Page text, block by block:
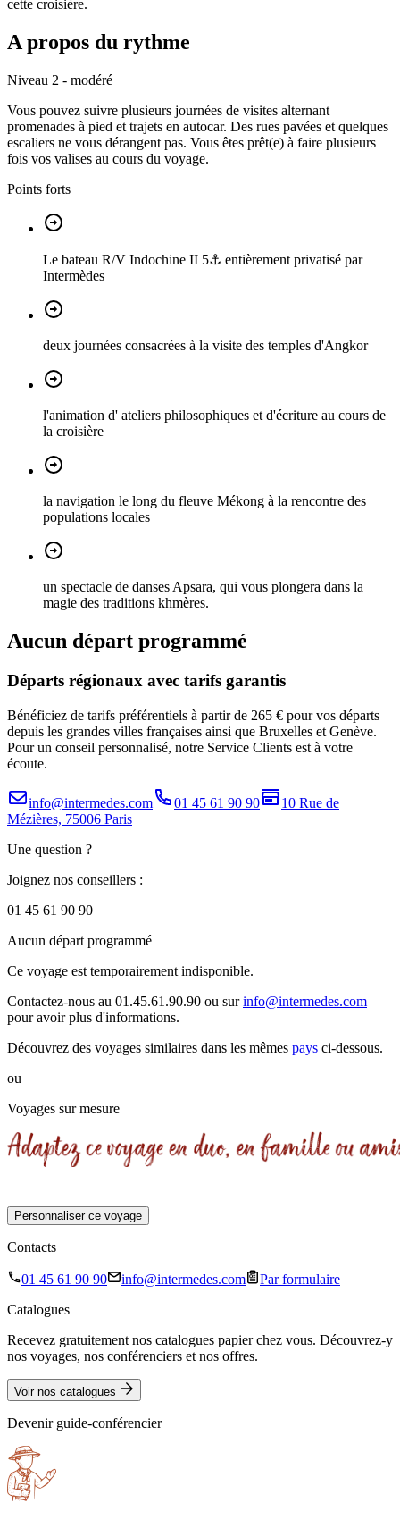
cette croisière.
A propos du rythme
Niveau 2 - modéré
Vous pouvez suivre plusieurs journées de visites alternant
promenades à pied et trajets en autocar. Des rues pavées et quelques
escaliers ne vous dérangent pas. Vous êtes prêt(e) à faire plusieurs
fois vos valises au cours du voyage.
Points forts
Le bateau R/V Indochine II 5⚓ entièrement privatisé par
Intermèdes
deux journées consacrées à la visite des temples d'Angkor
l'animation d' ateliers philosophiques et d'écriture au cours de
la croisière
la navigation le long du fleuve Mékong à la rencontre des
populations locales
un spectacle de danses Apsara, qui vous plongera dans la
magie des traditions khmères.
Aucun départ programmé
Départs régionaux avec tarifs garantis
Bénéficiez de tarifs préférentiels à partir de 265 € pour vos départs
depuis les grandes villes françaises ainsi que Bruxelles et Genève.
Pour un conseil personnalisé, notre Service Clients est à votre
écoute.
info@intermedes.com 01 45 61 90 90
10 Rue de
Mézières, 75006 Paris
Une question ?
Joignez nos conseillers :
01 45 61 90 90
Aucun départ programmé
Ce voyage est temporairement indisponible.
Contactez-nous au 01.45.61.90.90 ou surinfo@intermedes.com
pour avoir plus d'informations.
Découvrez des voyages similaires dans les mêmes pays ci-dessous.
ou
Voyages sur mesure
Personnaliser ce voyage
Contacts
01 45 61 90 90 info@intermedes.com
Par formulaire
Catalogues
Recevez gratuitement nos catalogues papier chez vous. Découvrez-y
nos voyages, nos conférenciers et nos offres.
Voir nos catalogues
Devenir guide-conférencier